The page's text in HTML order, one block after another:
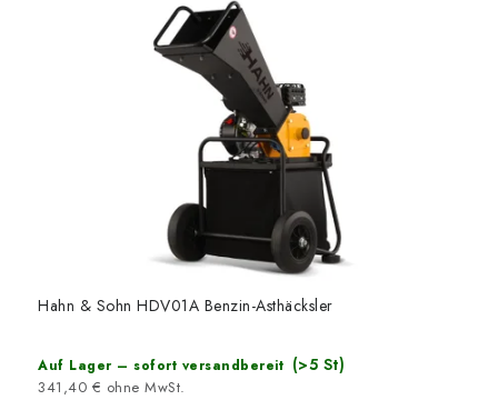
Hahn & Sohn HDV01A Benzin-Asthäcksler
Auf Lager – sofort versandbereit (>5 St)
341,40 € ohne MwSt.